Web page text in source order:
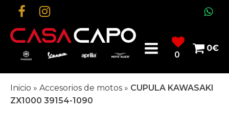
0
0€
Inicio » Accesorios de motos » CUPULA KAWASAKI
ZX1000 39154-1090